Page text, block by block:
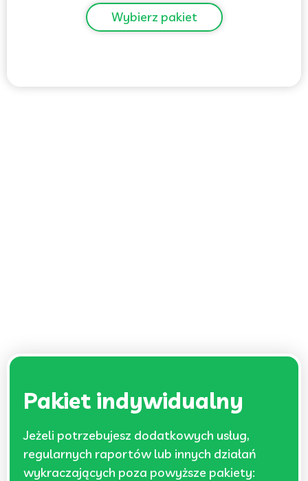
Wybierz pakiet
Pakiet indywidualny
Jeżeli potrzebujesz dodatkowych usług,
regularnych raportów lub innych działań
wykraczających poza powyższe pakiety: